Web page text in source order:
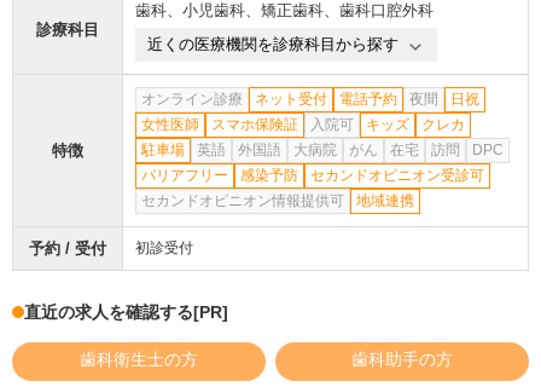
診療科目
歯科、 小児歯科、 矯正歯科、 歯科口腔外科
近くの医療機関を診療科目から探す
特徴
オンライン診療 ネット受付 電話予約 夜間
日祝
女性医師
スマホ保険証 入院可 キッズ
クレカ
駐車場
英語 外国語 大病院 がん 在宅 訪問
DPC
バリアフリー
感染予防
セカンドオピニオン受診可
セカンドオピニオン情報提供可
地域連携
予約 / 受付 初診受付
直近の求人を確認する[PR]
歯科衛生士の方 歯科助手の方